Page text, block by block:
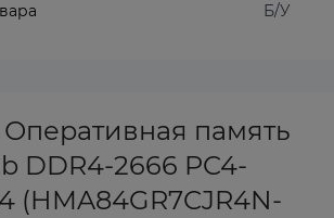
Б/У
память
DDR4-2666 PC4-
(HMA84GR7CJR4N-